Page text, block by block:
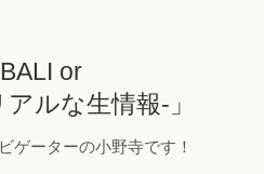
or
ルな生情報-」
ゲーターの小野寺です！